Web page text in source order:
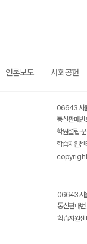
언론보도 사회공헌
06643 서
통신판매
학원설립·
학습지원
06643 서
통신판매
학습지원